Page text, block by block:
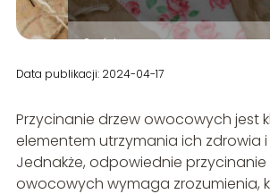
Ogród
Data publikacji: 2024-04-17
Przycinanie drzew owocowych jest
elementem utrzymania ich zdrowia
Jednakże, odpowiednie przycinanie
owocowych wymaga zrozumienia,